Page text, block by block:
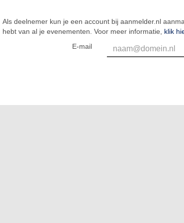
Als deelnemer kun je een account bij aanmelder.nl
hebt van al je evenementen. Voor meer informatie, klik
E-mail